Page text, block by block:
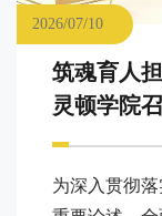
筑魂育人担
灵顿学院
为深入贯彻
2026/07/10